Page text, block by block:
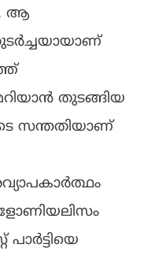
ആ
തുടങ്ങിയ
സന്തതിയാണ്